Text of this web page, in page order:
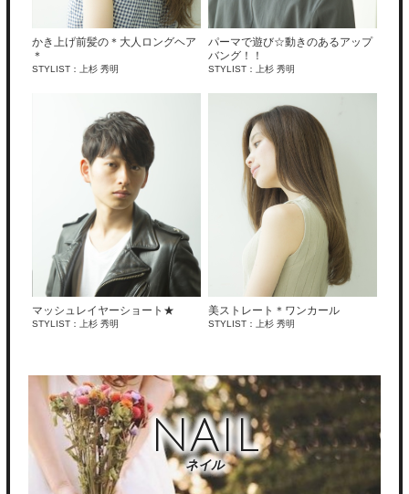
かき上げ前髪の＊大人ロングヘア
＊
STYLIST：上杉 秀明
パーマで遊び☆動きのあるアップ
バング！！
STYLIST：上杉 秀明
マッシュレイヤーショート★
STYLIST：上杉 秀明
美ストレート＊ワンカール
STYLIST：上杉 秀明
NAIL
ネイル